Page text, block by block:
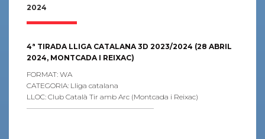
2024
4ª TIRADA LLIGA CATALANA 3D 2023/2024 (28 ABRIL
2024, MONTCADA I REIXAC)
FORMAT: WA
CATEGORIA: Lliga catalana
LLOC: Club Català Tir amb Arc (Montcada i Reixac)